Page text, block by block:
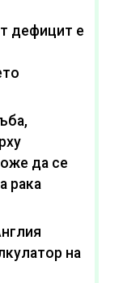
дефицит е
рака
на